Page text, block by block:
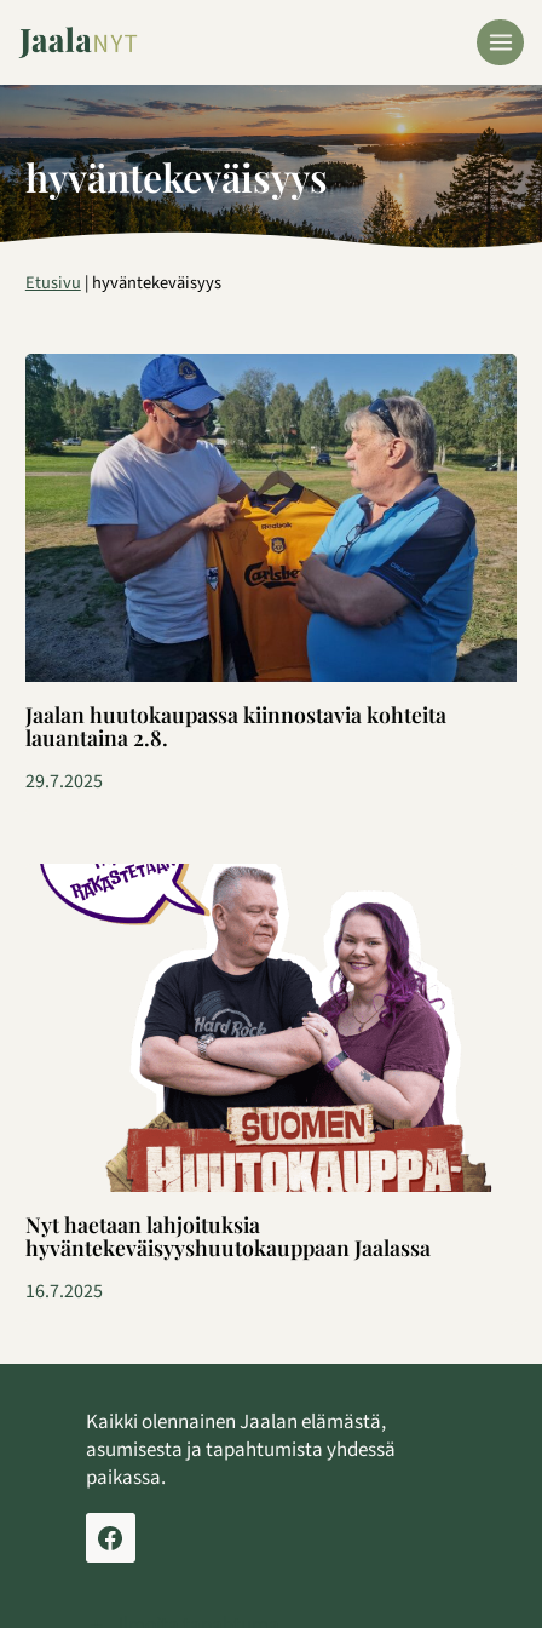
sisältöön
hyväntekeväisyys
Etusivu|hyväntekeväisyys
Jaalan huutokaupassa kiinnostavia kohteita
lauantaina 2.8.
29.7.2025
Nyt haetaan lahjoituksia
hyväntekeväisyyshuutokauppaan Jaalassa
16.7.2025
Kaikki olennainen Jaalan elämästä,
asumisesta ja tapahtumista yhdessä
paikassa.